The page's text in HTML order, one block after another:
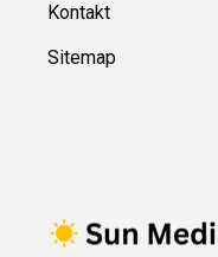
Kontakt
Sitemap